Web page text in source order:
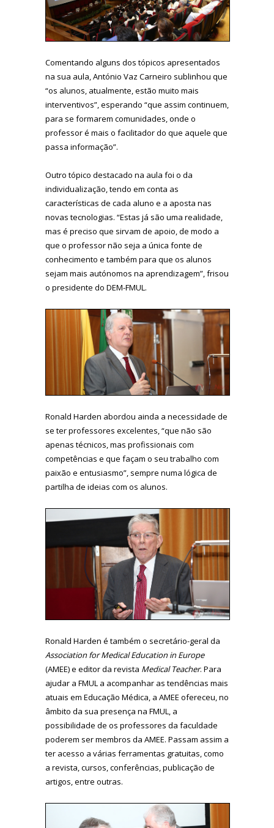
Comentando alguns dos tópicos apresentados
na sua aula, António Vaz Carneiro sublinhou que
“os alunos, atualmente, estão muito mais
interventivos”, esperando “que assim continuem,
para se formarem comunidades, onde o
professor é mais o facilitador do que aquele que
passa informação”.
Outro tópico destacado na aula foi o da
individualização, tendo em conta as
características de cada aluno e a aposta nas
novas tecnologias. “Estas já são uma realidade,
mas é preciso que sirvam de apoio, de modo a
que o professor não seja a única fonte de
conhecimento e também para que os alunos
sejam mais autónomos na aprendizagem”, frisou
o presidente do DEM-FMUL.
Ronald Harden abordou ainda a necessidade de
se ter professores excelentes, “que não são
apenas técnicos, mas profissionais com
competências e que façam o seu trabalho com
paixão e entusiasmo”, sempre numa lógica de
partilha de ideias com os alunos.
Ronald Harden é também o secretário-geral da
Association for Medical Education in Europe
(AMEE) e editor da revista Medical Teacher. Para
ajudar a FMUL a acompanhar as tendências mais
atuais em Educação Médica, a AMEE ofereceu, no
âmbito da sua presença na FMUL, a
possibilidade de os professores da faculdade
poderem ser membros da AMEE. Passam assim a
ter acesso a várias ferramentas gratuitas, como
a revista, cursos, conferências, publicação de
artigos, entre outras.